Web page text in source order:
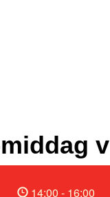
14:00 - 16:00